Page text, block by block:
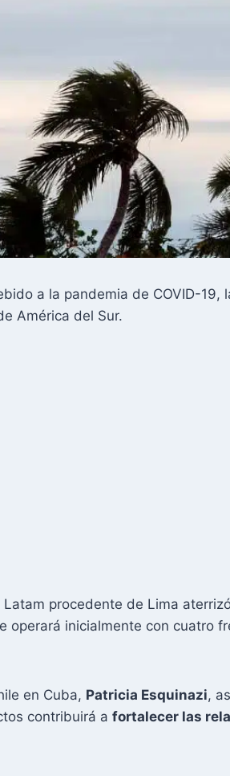
a la pandemia de COVID-19,
América del Sur.
procedente de Lima
operará inicialmente con cuatro
en Cuba, Patricia Esquinazi,
contribuirá a fortalecer las